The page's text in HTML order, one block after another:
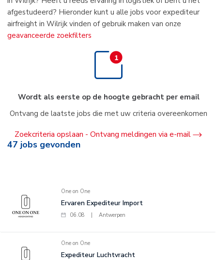
afgestudeerd? Hieronder kunt u alle jobs voor expediteur
airfreight in Wilrijk vinden of gebruik maken van onze
geavanceerde zoekfilters
Wordt als eerste op de hoogte gebracht per email
Ontvang de laatste jobs die met uw criteria overeenkomen
Zoekcriteria opslaan - Ontvang meldingen via e-mail
47 jobs gevonden
One on One
Ervaren Expediteur Import
06.08 Antwerpen
One on One
Expediteur Luchtvracht